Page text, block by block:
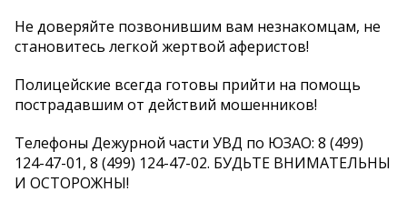
Не доверяйте позвонившим вам незнакомцам, не
становитесь легкой жертвой аферистов!
Полицейские всегда готовы прийти на помощь
пострадавшим от действий мошенников!
Телефоны Дежурной части УВД по ЮЗАО: 8 (499)
124-47-01, 8 (499) 124-47-02. БУДЬТЕ ВНИМАТЕЛЬНЫ
И ОСТОРОЖНЫ!